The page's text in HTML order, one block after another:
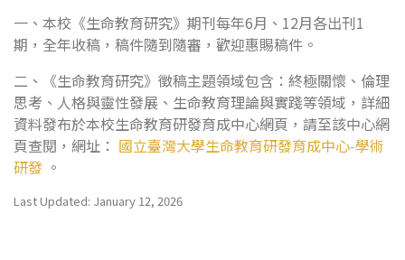
一、本校《生命教育研究》期刊每年6月、12月各出刊1
期，全年收稿，稿件隨到隨審，歡迎惠賜稿件。
二、《生命教育研究》徵稿主題領域包含：終極關懷、倫理
思考、人格與靈性發展、生命教育理論與實踐等領域，詳細
資料發布於本校生命教育研發育成中心網頁，請至該中心網
頁查閱，網址： 國立臺灣大學生命教育研發育成中心-學術
研發 。
Last Updated: January 12, 2026